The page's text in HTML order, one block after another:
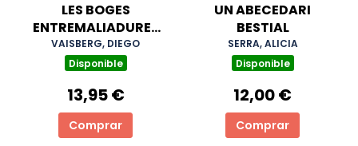
LES BOGES
ENTREMALIADURES
DE LA CALICÓ (N1)
VAISBERG, DIEGO
Disponible
13,95 €
Comprar
UN ABECEDARI
BESTIAL
SERRA, ALICIA
Disponible
12,00 €
Comprar